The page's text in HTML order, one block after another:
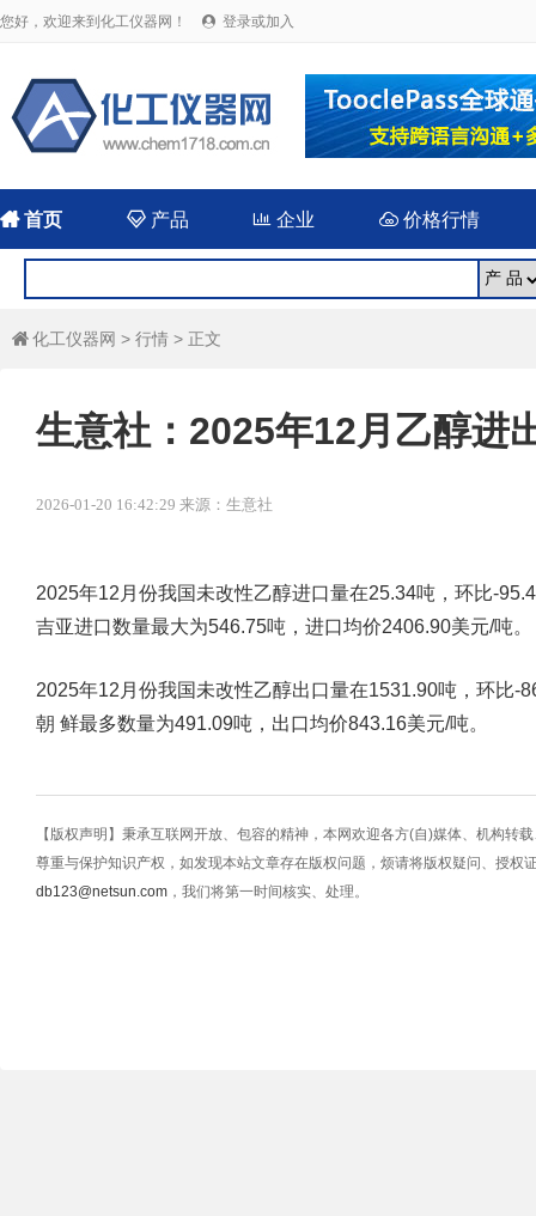
您好，欢迎来到化工仪器网！  登录或加入
首页 产品  企业 价格行情
 化工仪器网 > 行情 > 正文
生意社：2025年12月乙醇进
2026-01-20 16:42:29 来源：生意社
2025年12月份我国未改性乙醇进口量在25.34吨，环比-
吉亚进口数量最大为546.75吨，进口均价2406.90美元/吨。
2025年12月份我国未改性乙醇出口量在1531.90吨，环比-
朝 鲜最多数量为491.09吨，出口均价843.16美元/吨。
【版权声明】秉承互联网开放、包容的精神，本网欢迎各方(自)媒体、机构转
尊重与保护知识产权，如发现本站文章存在版权问题，烦请将版权疑问、授权
db123@netsun.com ，我们将第一时间核实、处理。